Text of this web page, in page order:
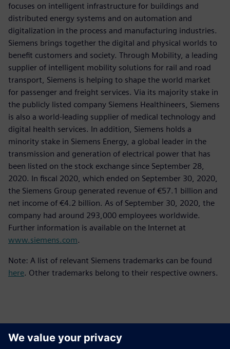
focuses on intelligent infrastructure for buildings and
distributed energy systems and on automation and
digitalization in the process and manufacturing industries.
Siemens brings together the digital and physical worlds to
benefit customers and society. Through Mobility, a leading
supplier of intelligent mobility solutions for rail and road
transport, Siemens is helping to shape the world market
for passenger and freight services. Via its majority stake in
the publicly listed company Siemens Healthineers, Siemens
is also a world-leading supplier of medical technology and
digital health services. In addition, Siemens holds a
minority stake in Siemens Energy, a global leader in the
transmission and generation of electrical power that has
been listed on the stock exchange since September 28,
2020. In fiscal 2020, which ended on September 30, 2020,
the Siemens Group generated revenue of €57.1 billion and
net income of €4.2 billion. As of September 30, 2020, the
company had around 293,000 employees worldwide.
Further information is available on the Internet at
www.siemens.com.
Note: A list of relevant Siemens trademarks can be found
here. Other trademarks belong to their respective owners.
Persona de contacto para la prensa